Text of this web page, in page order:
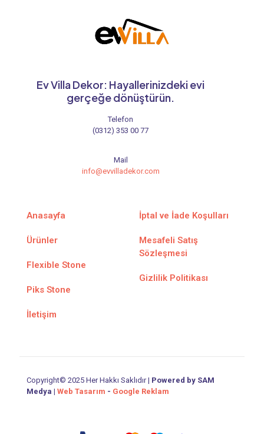
Ev Villa Dekor: Hayallerinizdeki evi
gerçeğe dönüştürün.
Telefon
(0312) 353 00 77
Mail
info@evvilladekor.com
Anasayfa
Ürünler
Flexible Stone
Piks Stone
İletişim
İptal ve İade Koşulları
Mesafeli Satış
Sözleşmesi
Gizlilik Politikası
Copyright© 2025 Her Hakkı Saklıdır | Powered by SAM
Medya | Web Tasarım - Google Reklam